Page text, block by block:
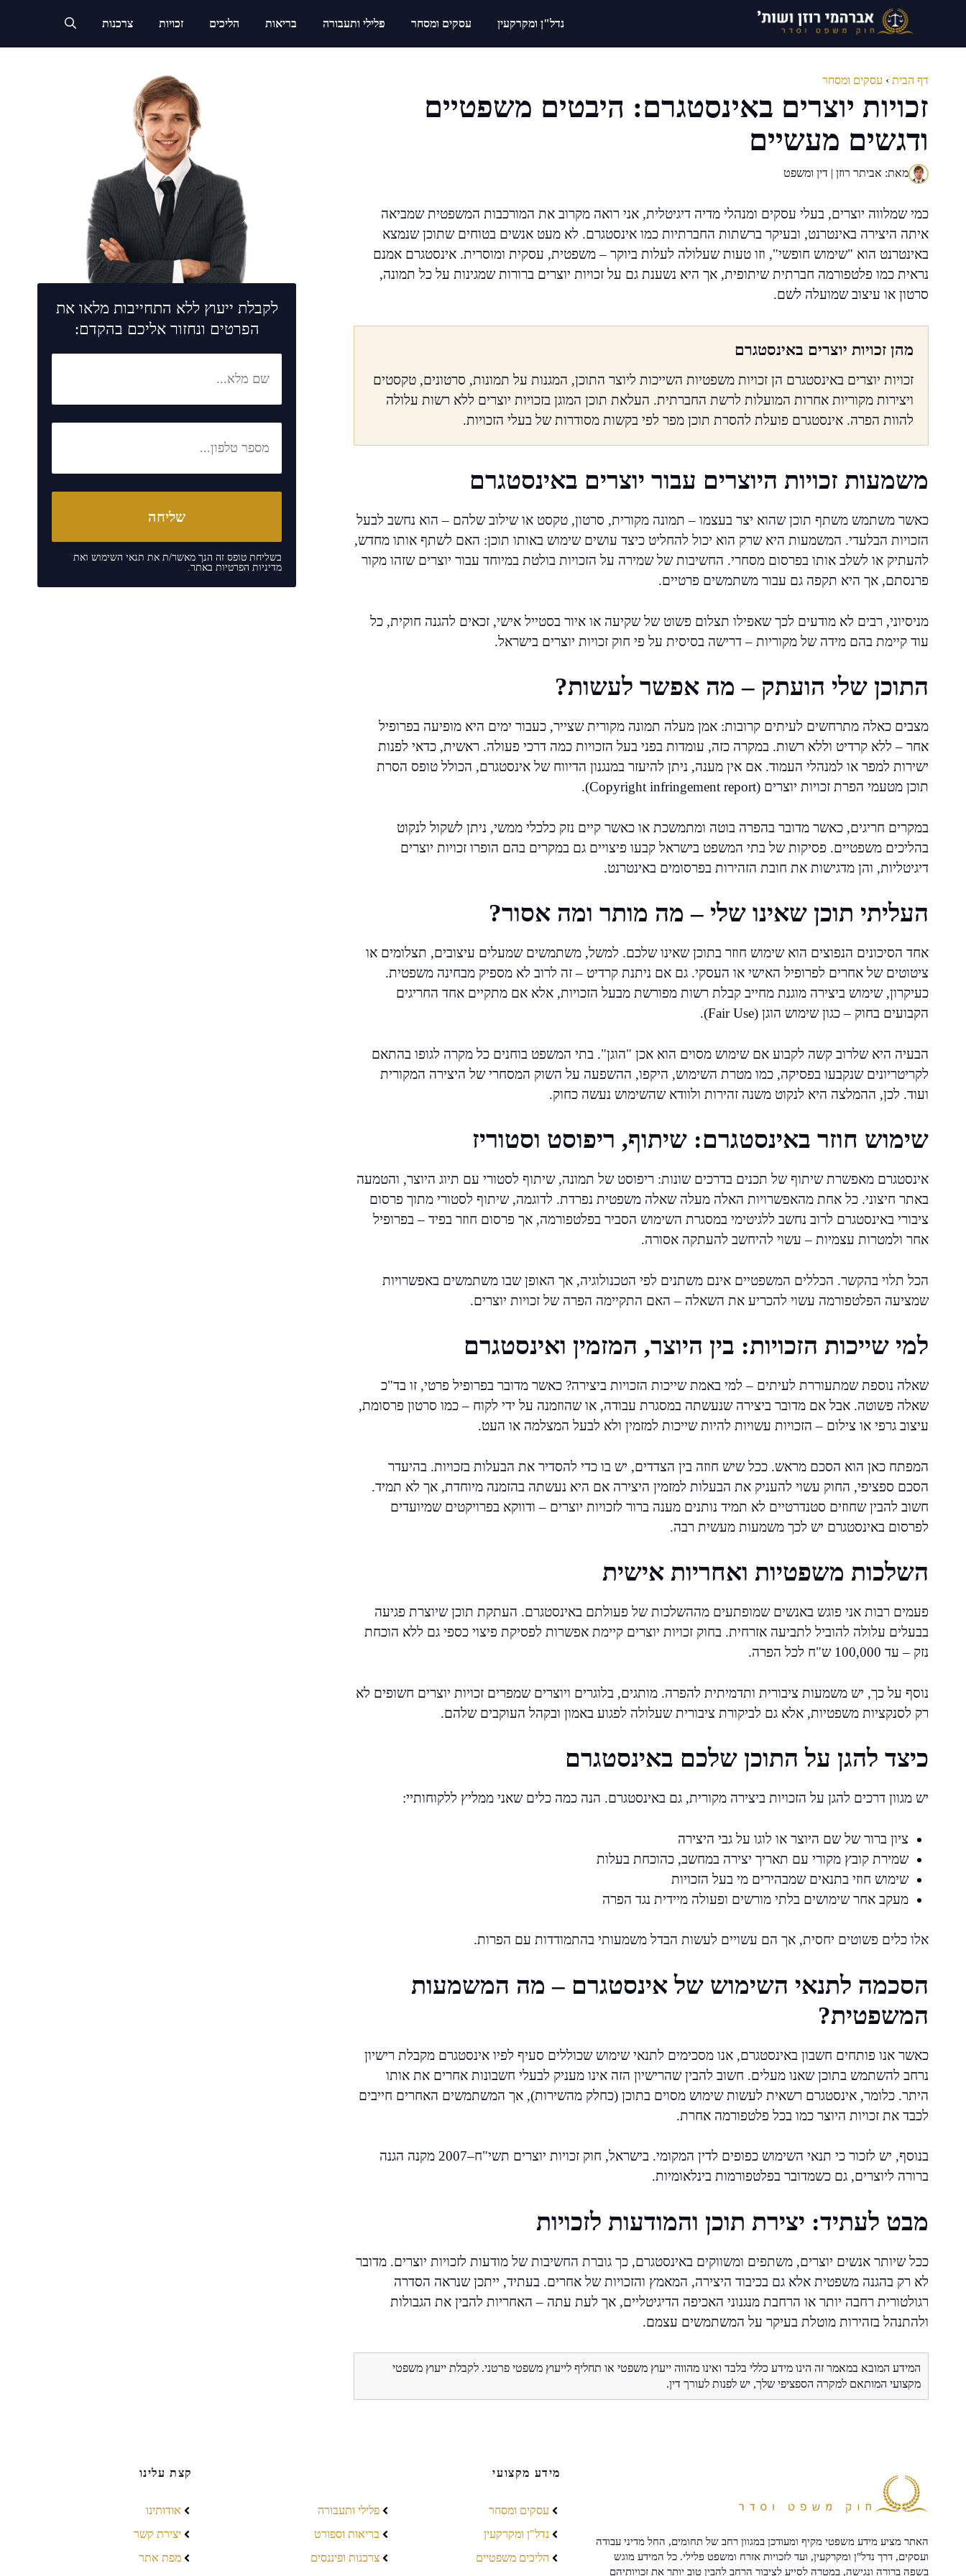
נדל"ן ומקרקעין עסקים ומסחר פלילי ותעבורה בריאות הליכים זכויות צרכנות
דף הבית › עסקים ומסחר
זכויות יוצרים באינסטגרם: היבטים משפטיים
ודגשים מעשיים
מאת: אביתר רוזן | דין ומשפט
כמי שמלווה יוצרים, בעלי עסקים ומנהלי מדיה דיגיטלית, אני רואה מקרוב את המורכבות המשפטית שמביאה
איתה היצירה באינטרנט, ובעיקר ברשתות החברתיות כמו אינסטגרם. לא מעט אנשים בטוחים שתוכן שנמצא
באינטרנט הוא "שימוש חופשי", וזו טעות שעלולה לעלות ביוקר – משפטית, עסקית ומוסרית. אינסטגרם אמנם
נראית כמו פלטפורמה חברתית שיתופית, אך היא נשענת גם על זכויות יוצרים ברורות שמגינות על כל תמונה,
סרטון או עיצוב שמועלה לשם.
מהן זכויות יוצרים באינסטגרם
זכויות יוצרים באינסטגרם הן זכויות משפטיות השייכות ליוצר התוכן, המגנות על תמונות, סרטונים, טקסטים
ויצירות מקוריות אחרות המועלות לרשת החברתית. העלאת תוכן המוגן בזכויות יוצרים ללא רשות עלולה
להוות הפרה. אינסטגרם פועלת להסרת תוכן מפר לפי בקשות מסודרות של בעלי הזכויות.
משמעות זכויות היוצרים עבור יוצרים באינסטגרם
כאשר משתמש משתף תוכן שהוא יצר בעצמו – תמונה מקורית, סרטון, טקסט או שילוב שלהם – הוא נחשב לבעל
הזכויות הבלעדי. המשמעות היא שרק הוא יכול להחליט כיצד עושים שימוש באותו תוכן: האם לשתף אותו מחדש,
להעתיק או לשלב אותו בפרסום מסחרי. החשיבות של שמירה על הזכויות בולטת במיוחד עבור יוצרים שזהו מקור
פרנסתם, אך היא תקפה גם עבור משתמשים פרטיים.
מניסיוני, רבים לא מודעים לכך שאפילו תצלום פשוט של שקיעה או איור בסטייל אישי, זכאים להגנה חוקית, כל
עוד קיימת בהם מידה של מקוריות – דרישה בסיסית על פי חוק זכויות יוצרים בישראל.
התוכן שלי הועתק – מה אפשר לעשות?
מצבים כאלה מתרחשים לעיתים קרובות: אמן מעלה תמונה מקורית שצייר, כעבור ימים היא מופיעה בפרופיל
אחר – ללא קרדיט וללא רשות. במקרה כזה, עומדות בפני בעל הזכויות כמה דרכי פעולה. ראשית, כדאי לפנות
ישירות למפר או למנהלי העמוד. אם אין מענה, ניתן להיעזר במנגנון הדיווח של אינסטגרם, הכולל טופס הסרת
תוכן מטעמי הפרת זכויות יוצרים (Copyright infringement report).
במקרים חריגים, כאשר מדובר בהפרה בוטה ומתמשכת או כאשר קיים נזק כלכלי ממשי, ניתן לשקול לנקוט
בהליכים משפטיים. פסיקות של בתי המשפט בישראל קבעו פיצויים גם במקרים בהם הופרו זכויות יוצרים
דיגיטליות, והן מדגישות את חובת הזהירות בפרסומים באינטרנט.
העליתי תוכן שאינו שלי – מה מותר ומה אסור?
אחד הסיכונים הנפוצים הוא שימוש חוזר בתוכן שאינו שלכם. למשל, משתמשים שמעלים עיצובים, תצלומים או
ציטוטים של אחרים לפרופיל האישי או העסקי. גם אם ניתנת קרדיט – זה לרוב לא מספיק מבחינה משפטית.
כעיקרון, שימוש ביצירה מוגנת מחייב קבלת רשות מפורשת מבעל הזכויות, אלא אם מתקיים אחד החריגים
הקבועים בחוק – כגון שימוש הוגן (Fair Use).
הבעיה היא שלרוב קשה לקבוע אם שימוש מסוים הוא אכן "הוגן". בתי המשפט בוחנים כל מקרה לגופו בהתאם
לקריטריונים שנקבעו בפסיקה, כמו מטרת השימוש, היקפו, ההשפעה על השוק המסחרי של היצירה המקורית
ועוד. לכן, ההמלצה היא לנקוט משנה זהירות ולוודא שהשימוש נעשה כחוק.
שימוש חוזר באינסטגרם: שיתוף, ריפוסט וסטוריז
אינסטגרם מאפשרת שיתוף של תכנים בדרכים שונות: ריפוסט של תמונה, שיתוף לסטורי עם תיוג היוצר, והטמעה
באתר חיצוני. כל אחת מהאפשרויות האלה מעלה שאלה משפטית נפרדת. לדוגמה, שיתוף לסטורי מתוך פרסום
ציבורי באינסטגרם לרוב נחשב ללגיטימי במסגרת השימוש הסביר בפלטפורמה, אך פרסום חוזר בפיד – בפרופיל
אחר ולמטרות עצמיות – עשוי להיחשב להעתקה אסורה.
הכל תלוי בהקשר. הכללים המשפטיים אינם משתנים לפי הטכנולוגיה, אך האופן שבו משתמשים באפשרויות
שמציעה הפלטפורמה עשוי להכריע את השאלה – האם התקיימה הפרה של זכויות יוצרים.
למי שייכות הזכויות: בין היוצר, המזמין ואינסטגרם
שאלה נוספת שמתעוררת לעיתים – למי באמת שייכות הזכויות ביצירה? כאשר מדובר בפרופיל פרטי, זו בד"כ
שאלה פשוטה. אבל אם מדובר ביצירה שנעשתה במסגרת עבודה, או שהוזמנה על ידי לקוח – כמו סרטון פרסומת,
עיצוב גרפי או צילום – הזכויות עשויות להיות שייכות למזמין ולא לבעל המצלמה או העט.
המפתח כאן הוא הסכם מראש. ככל שיש חוזה בין הצדדים, יש בו כדי להסדיר את הבעלות בזכויות. בהיעדר
הסכם ספציפי, החוק עשוי להעניק את הבעלות למזמין היצירה אם היא נעשתה בהזמנה מיוחדת, אך לא תמיד.
חשוב להבין שחוזים סטנדרטיים לא תמיד נותנים מענה ברור לזכויות יוצרים – ודווקא בפרויקטים שמיועדים
לפרסום באינסטגרם יש לכך משמעות מעשית רבה.
השלכות משפטיות ואחריות אישית
פעמים רבות אני פוגש באנשים שמופתעים מההשלכות של פעולתם באינסטגרם. העתקת תוכן שיוצרת פגיעה
בבעלים עלולה להוביל לתביעה אזרחית. בחוק זכויות יוצרים קיימת אפשרות לפסיקת פיצוי כספי גם ללא הוכחת
נזק – עד 100,000 ש"ח לכל הפרה.
נוסף על כך, יש משמעות ציבורית ותדמיתית להפרה. מותגים, בלוגרים ויוצרים שמפרים זכויות יוצרים חשופים לא
רק לסנקציות משפטיות, אלא גם לביקורת ציבורית שעלולה לפגוע באמון ובקהל העוקבים שלהם.
כיצד להגן על התוכן שלכם באינסטגרם
יש מגוון דרכים להגן על הזכויות ביצירה מקורית, גם באינסטגרם. הנה כמה כלים שאני ממליץ ללקוחותיי:
ציון ברור של שם היוצר או לוגו על גבי היצירה
שמירת קובץ מקורי עם תאריך יצירה במחשב, כהוכחת בעלות
שימוש חוזי בתנאים שמבהירים מי בעל הזכויות
מעקב אחר שימושים בלתי מורשים ופעולה מיידית נגד הפרה
אלו כלים פשוטים יחסית, אך הם עשויים לעשות הבדל משמעותי בהתמודדות עם הפרות.
הסכמה לתנאי השימוש של אינסטגרם – מה המשמעות
המשפטית?
כאשר אנו פותחים חשבון באינסטגרם, אנו מסכימים לתנאי שימוש שכוללים סעיף לפיו אינסטגרם מקבלת רישיון
נרחב להשתמש בתוכן שאנו מעלים. חשוב להבין שהרישיון הזה אינו מעניק לבעלי חשבונות אחרים את אותו
היתר. כלומר, אינסטגרם רשאית לעשות שימוש מסוים בתוכן (כחלק מהשירות), אך המשתמשים האחרים חייבים
לכבד את זכויות היוצר כמו בכל פלטפורמה אחרת.
בנוסף, יש לזכור כי תנאי השימוש כפופים לדין המקומי. בישראל, חוק זכויות יוצרים תשי"ח–2007 מקנה הגנה
ברורה ליוצרים, גם כשמדובר בפלטפורמות בינלאומיות.
מבט לעתיד: יצירת תוכן והמודעות לזכויות
ככל שיותר אנשים יוצרים, משתפים ומשווקים באינסטגרם, כך גוברת החשיבות של מודעות לזכויות יוצרים. מדובר
לא רק בהגנה משפטית אלא גם בכיבוד היצירה, המאמץ והזכויות של אחרים. בעתיד, ייתכן שנראה הסדרה
רגולטורית רחבה יותר או הרחבת מנגנוני האכיפה הדיגיטליים, אך לעת עתה – האחריות להבין את הגבולות
ולהתנהל בזהירות מוטלת בעיקר על המשתמשים עצמם.
המידע המובא במאמר זה הינו מידע כללי בלבד ואינו מהווה ייעוץ משפטי או תחליף לייעוץ משפטי פרטני. לקבלת ייעוץ משפטי
מקצועי המותאם למקרה הספציפי שלך, יש לפנות לעורך דין.
לקבלת ייעוץ ללא התחייבות מלאו את
הפרטים ונחזור אליכם בהקדם:
בשליחת טופס זה הנך מאשר/ת את תנאי השימושואת
מדיניות הפרטיותבאתר.
האתר מציע מידע משפטי מקיף ומעודכן במגוון רחב של תחומים, החל מדיני עבודה
ועסקים, דרך נדל"ן ומקרקעין, ועד לזכויות אזרח ומשפט פלילי. כל המידע מוגש
בשפה ברורה ונגישה, במטרה לסייע לציבור הרחב להבין טוב יותר את זכויותיהם
מידע מקצועי
עסקים ומסחר
נדל"ן ומקרקעין
הליכים משפטיים
פלילי ותעבורה
בריאות וספורט
צרכנות ופיננסים
קצת עלינו
אודותינו
יצירת קשר
מפת אתר